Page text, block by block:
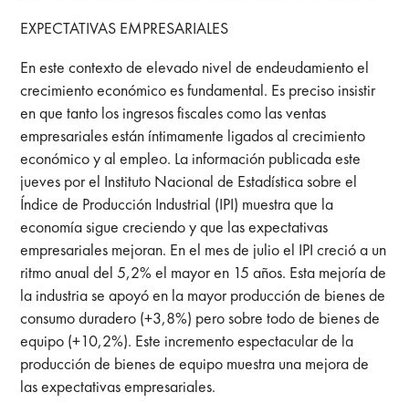
EXPECTATIVAS EMPRESARIALES
En este contexto de elevado nivel de endeudamiento el
crecimiento económico es fundamental. Es preciso insistir
en que tanto los ingresos fiscales como las ventas
empresariales están íntimamente ligados al crecimiento
económico y al empleo. La información publicada este
jueves por el Instituto Nacional de Estadística sobre el
Índice de Producción Industrial (IPI) muestra que la
economía sigue creciendo y que las expectativas
empresariales mejoran. En el mes de julio el IPI creció a un
ritmo anual del 5,2% el mayor en 15 años. Esta mejoría de
la industria se apoyó en la mayor producción de bienes de
consumo duradero (+3,8%) pero sobre todo de bienes de
equipo (+10,2%). Este incremento espectacular de la
producción de bienes de equipo muestra una mejora de
las expectativas empresariales.